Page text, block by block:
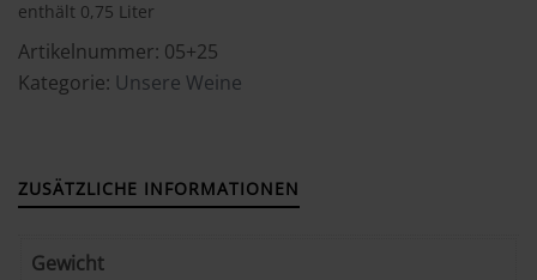
enthält 0,75 Liter
Artikelnummer: 05+25
Kategorie: Unsere Weine
ZUSÄTZLICHE INFORMATIONEN
Gewicht